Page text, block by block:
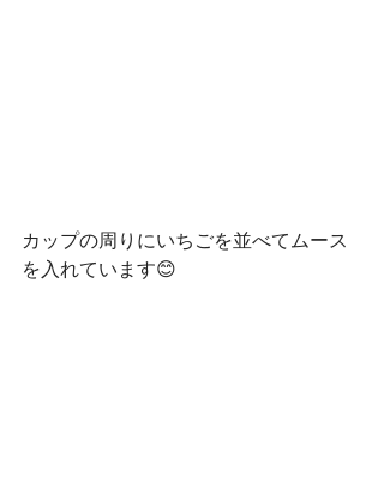
カップの周りにいちごを並べてムース
を入れています😊